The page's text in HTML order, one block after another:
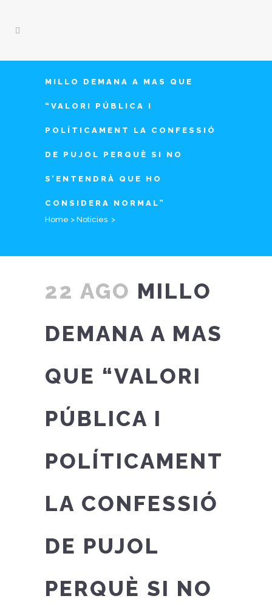
MILLO DEMANA A MAS QUE
“VALORI PÚBLICA I
POLÍTICAMENT LA CONFESSIÓ
DE PUJOL PERQUÈ SI NO
S’ENTENDRÀ QUE HO
CONSIDERA NORMAL”
Home > Noticies >
22 AGO MILLO
DEMANA A MAS
QUE “VALORI
PÚBLICA I
POLÍTICAMENT
LA CONFESSIÓ
DE PUJOL
PERQUÈ SI NO